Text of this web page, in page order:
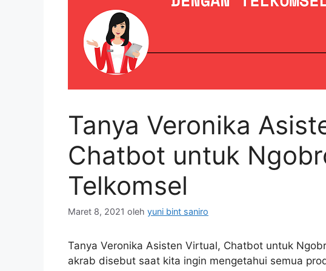
Tanya Veronika
Chatbot untuk
Telkomsel
Maret 8, 2021 oleh yuni bint saniro
Tanya Veronika Asisten Virtual, Chatbot untuk
akrab disebut saat kita ingin mengetahui semua